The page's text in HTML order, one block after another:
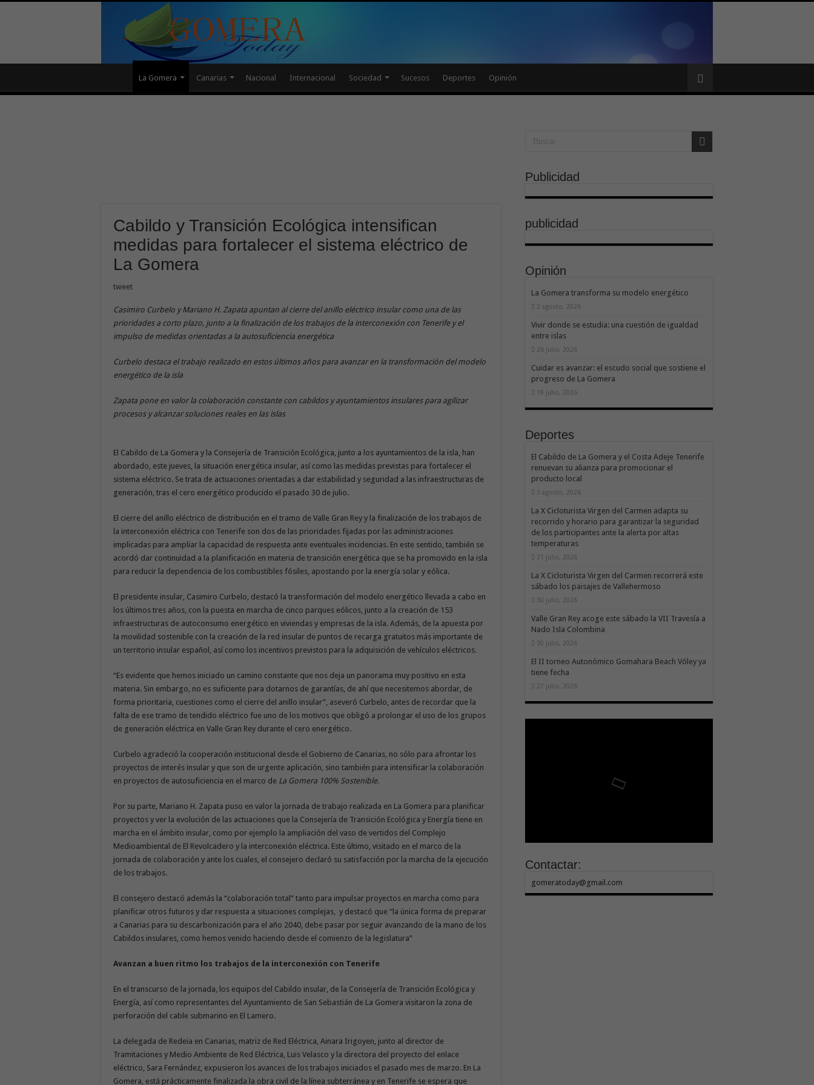
La Gomera Canarias Nacional Internacional Sociedad Sucesos Deportes Opinión
Cabildo y Transición Ecológica intensifican
medidas para fortalecer el sistema eléctrico de
La Gomera
tweet
Casimiro Curbelo y Mariano H. Zapata apuntan al cierre del anillo eléctrico insular como una de las
prioridades a corto plazo, junto a la finalización de los trabajos de la interconexión con Tenerife y el
impulso de medidas orientadas a la autosuficiencia energética
Curbelo destaca el trabajo realizado en estos últimos años para avanzar en la transformación del modelo
energético de la isla
Zapata pone en valor la colaboración constante con cabildos y ayuntamientos insulares para agilizar
procesos y alcanzar soluciones reales en las islas
El Cabildo de La Gomera y la Consejería de Transición Ecológica, junto a los ayuntamientos de la isla, han
abordado, este jueves, la situación energética insular, así como las medidas previstas para fortalecer el
sistema eléctrico. Se trata de actuaciones orientadas a dar estabilidad y seguridad a las infraestructuras de
generación, tras el cero energético producido el pasado 30 de julio.
El cierre del anillo eléctrico de distribución en el tramo de Valle Gran Rey y la finalización de los trabajos de
la interconexión eléctrica con Tenerife son dos de las prioridades fijadas por las administraciones
implicadas para ampliar la capacidad de respuesta ante eventuales incidencias. En este sentido, también se
acordó dar continuidad a la planificación en materia de transición energética que se ha promovido en la isla
para reducir la dependencia de los combustibles fósiles, apostando por la energía solar y eólica.
El presidente insular, Casimiro Curbelo, destacó la transformación del modelo energético llevada a cabo en
los últimos tres años, con la puesta en marcha de cinco parques eólicos, junto a la creación de 153
infraestructuras de autoconsumo energético en viviendas y empresas de la isla. Además, de la apuesta por
la movilidad sostenible con la creación de la red insular de puntos de recarga gratuitos más importante de
un territorio insular español, así como los incentivos previstos para la adquisición de vehículos eléctricos.
“Es evidente que hemos iniciado un camino constante que nos deja un panorama muy positivo en esta
materia. Sin embargo, no es suficiente para dotarnos de garantías, de ahí que necesitemos abordar, de
forma prioritaria, cuestiones como el cierre del anillo insular”, aseveró Curbelo, antes de recordar que la
falta de ese tramo de tendido eléctrico fue uno de los motivos que obligó a prolongar el uso de los grupos
de generación eléctrica en Valle Gran Rey durante el cero energético.
Curbelo agradeció la cooperación institucional desde el Gobierno de Canarias, no sólo para afrontar los
proyectos de interés insular y que son de urgente aplicación, sino también para intensificar la colaboración
en proyectos de autosuficiencia en el marco de La Gomera 100% Sostenible.
Por su parte, Mariano H. Zapata puso en valor la jornada de trabajo realizada en La Gomera para planificar
proyectos y ver la evolución de las actuaciones que la Consejería de Transición Ecológica y Energía tiene en
marcha en el ámbito insular, como por ejemplo la ampliación del vaso de vertidos del Complejo
Medioambiental de El Revolcadero y la interconexión eléctrica. Este último, visitado en el marco de la
jornada de colaboración y ante los cuales, el consejero declaró su satisfacción por la marcha de la ejecución
de los trabajos.
El consejero destacó además la “colaboración total” tanto para impulsar proyectos en marcha como para
planificar otros futuros y dar respuesta a situaciones complejas, y destacó que “la única forma de preparar
a Canarias para su descarbonización para el año 2040, debe pasar por seguir avanzando de la mano de los
Cabildos insulares, como hemos venido haciendo desde el comienzo de la legislatura”
Avanzan a buen ritmo los trabajos de la interconexión con Tenerife
En el transcurso de la jornada, los equipos del Cabildo insular, de la Consejería de Transición Ecológica y
Energía, así como representantes del Ayuntamiento de San Sebastián de La Gomera visitaron la zona de
perforación del cable submarino en El Lamero.
La delegada de Redeia en Canarias, matriz de Red Eléctrica, Ainara Irigoyen, junto al director de
Tramitaciones y Medio Ambiente de Red Eléctrica, Luis Velasco y la directora del proyecto del enlace
eléctrico, Sara Fernández, expusieron los avances de los trabajos iniciados el pasado mes de marzo. En La
Gomera, está prácticamente finalizada la obra civil de la línea subterránea y en Tenerife se espera que
Publicidad
publicidad
Opinión
La Gomera transforma su modelo energético
2 agosto, 2026
Vivir donde se estudia: una cuestión de igualdad
entre islas
26 julio, 2026
Cuidar es avanzar: el escudo social que sostiene el
progreso de La Gomera
19 julio, 2026
Deportes
El Cabildo de La Gomera y el Costa Adeje Tenerife
renuevan su alianza para promocionar el
producto local
3 agosto, 2026
La X Cicloturista Virgen del Carmen adapta su
recorrido y horario para garantizar la seguridad
de los participantes ante la alerta por altas
temperaturas
31 julio, 2026
La X Cicloturista Virgen del Carmen recorrerá este
sábado los paisajes de Vallehermoso
30 julio, 2026
Valle Gran Rey acoge este sábado la VII Travesía a
Nado Isla Colombina
30 julio, 2026
El II torneo Autonómico Gomahara Beach Vóley ya
tiene fecha
27 julio, 2026
Contactar:
gomeratoday@gmail.com